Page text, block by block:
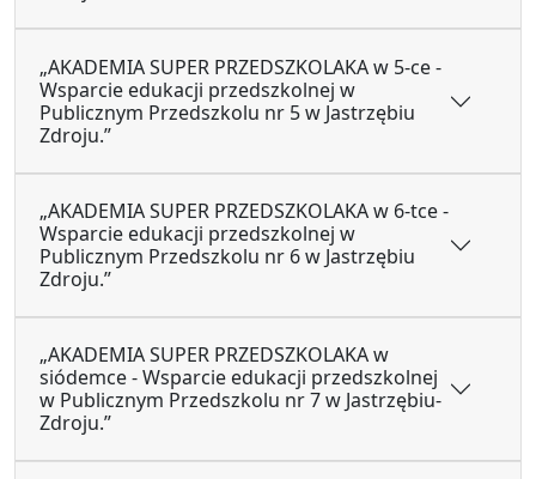
„AKADEMIA SUPER PRZEDSZKOLAKA w 5-ce -
Wsparcie edukacji przedszkolnej w
Publicznym Przedszkolu nr 5 w Jastrzębiu
Zdroju.”
„AKADEMIA SUPER PRZEDSZKOLAKA w 6-tce -
Wsparcie edukacji przedszkolnej w
Publicznym Przedszkolu nr 6 w Jastrzębiu
Zdroju.”
„AKADEMIA SUPER PRZEDSZKOLAKA w
siódemce - Wsparcie edukacji przedszkolnej
w Publicznym Przedszkolu nr 7 w Jastrzębiu-
Zdroju.”